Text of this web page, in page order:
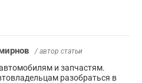
/ автор статьи
и запчастям.
разобраться в